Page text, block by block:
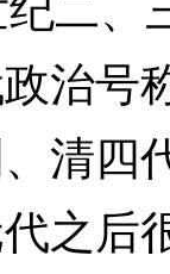
治号
清四
之后